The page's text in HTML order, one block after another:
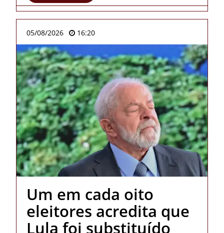
05/08/2026 16:20
Um em cada oito
eleitores acredita que
Lula foi substituído